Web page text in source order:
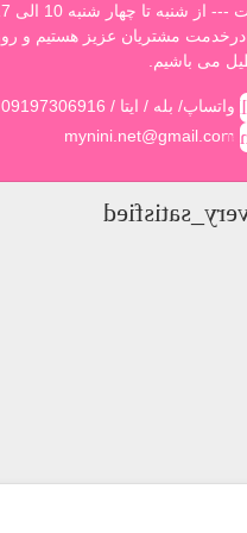
13 درخدمت مشتریان عزیز هستیم و
می باشیم.
02144438097 -- واتساپ/ بله / ایتا / 09197306916